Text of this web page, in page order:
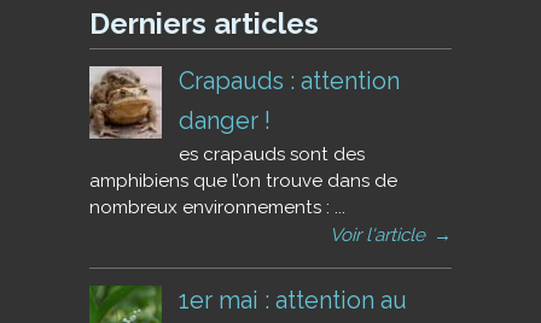
Derniers articles
Crapauds : attention
danger !
es crapauds sont des
amphibiens que l’on trouve dans de
nombreux environnements : ...
Voir l'article →
1er mai : attention au